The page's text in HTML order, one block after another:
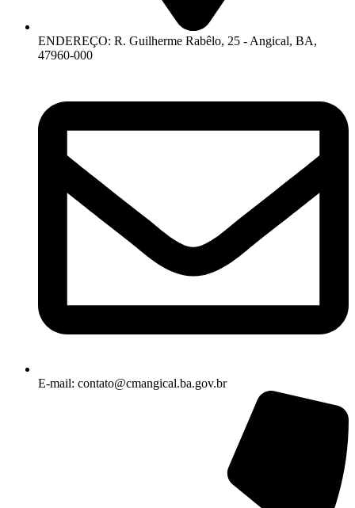
ENDEREÇO: R. Guilherme Rabêlo, 25 - Angical, BA,
47960-000
E-mail: contato@cmangical.ba.gov.br